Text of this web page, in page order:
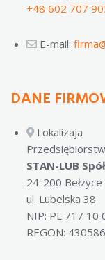
+48 602 707
E-mail:
DANE
Lokalizaja
STAN-LUB
24-200 Bełżyce
ul. Lubelska 38
NIP: PL 717 10
REGON: